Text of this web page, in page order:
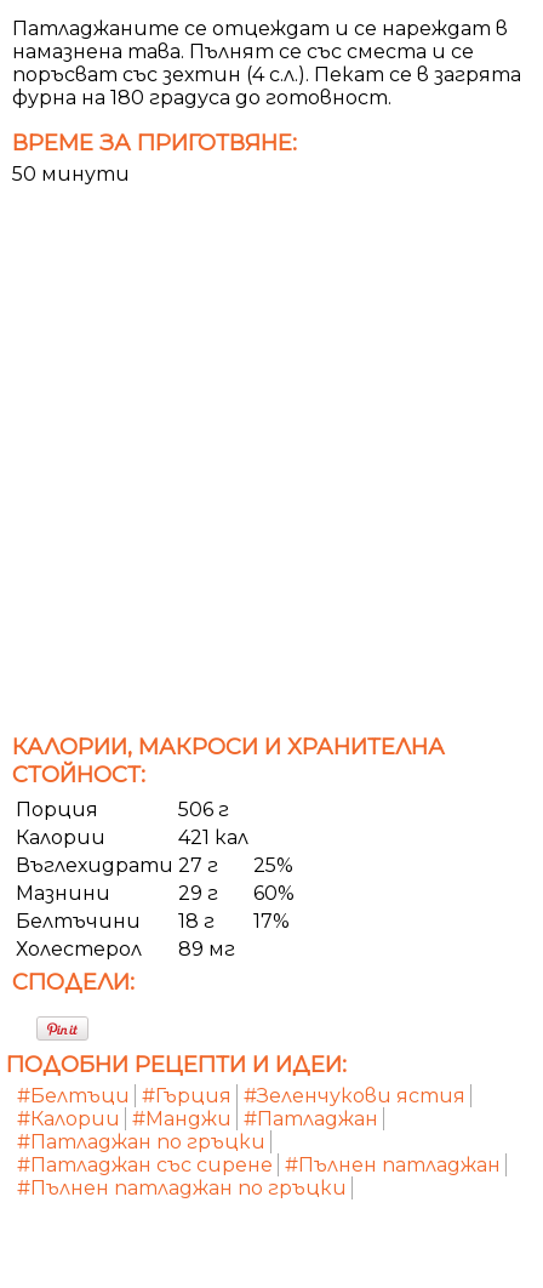
Патладжаните се отцеждат и се нареждат в
намазнена тава. Пълнят се със сместа и се
поръсват със зехтин (4 с.л.). Пекат се в загрята
фурна на 180 градуса до готовност.
ВРЕМЕ ЗА ПРИГОТВЯНЕ:
50 минути
КАЛОРИИ, МАКРОСИ И ХРАНИТЕЛНА
СТОЙНОСТ:
Порция
506 г
Калории
421 кал
Въглехидрати 27 г
25%
Мазнини
29 г
60%
Белтъчини
18 г
17%
Холестерол
89 мг
СПОДЕЛИ:
ПОДОБНИ РЕЦЕПТИ И ИДЕИ:
#Белтъци #Гърция
#Зеленчукови ястия
#Калории
#Манджи
#Патладжан
#Патладжан по гръцки
#Патладжан със сирене #Пълнен патладжан
#Пълнен патладжан по гръцки